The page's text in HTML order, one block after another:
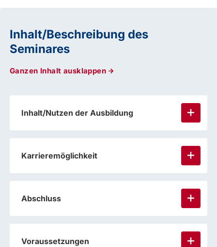
Inhalt/Beschreibung des
Seminares
Ganzen Inhalt ausklappen
Inhalt/Nutzen der Ausbildung
Karrieremöglichkeit
Abschluss
Voraussetzungen